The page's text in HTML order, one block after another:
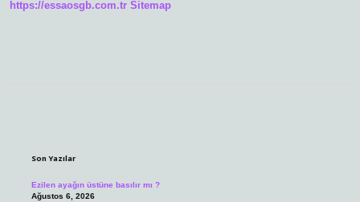
https://essaosgb.com.tr Sitemap
Son Yazılar
Ezilen ayağın üstüne basılır mı ?
Ağustos 6, 2026